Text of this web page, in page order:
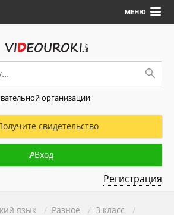
МЕНЮ
организации
свидетельство
Вход
Регистрация
язык / Разное / 3 класс
/